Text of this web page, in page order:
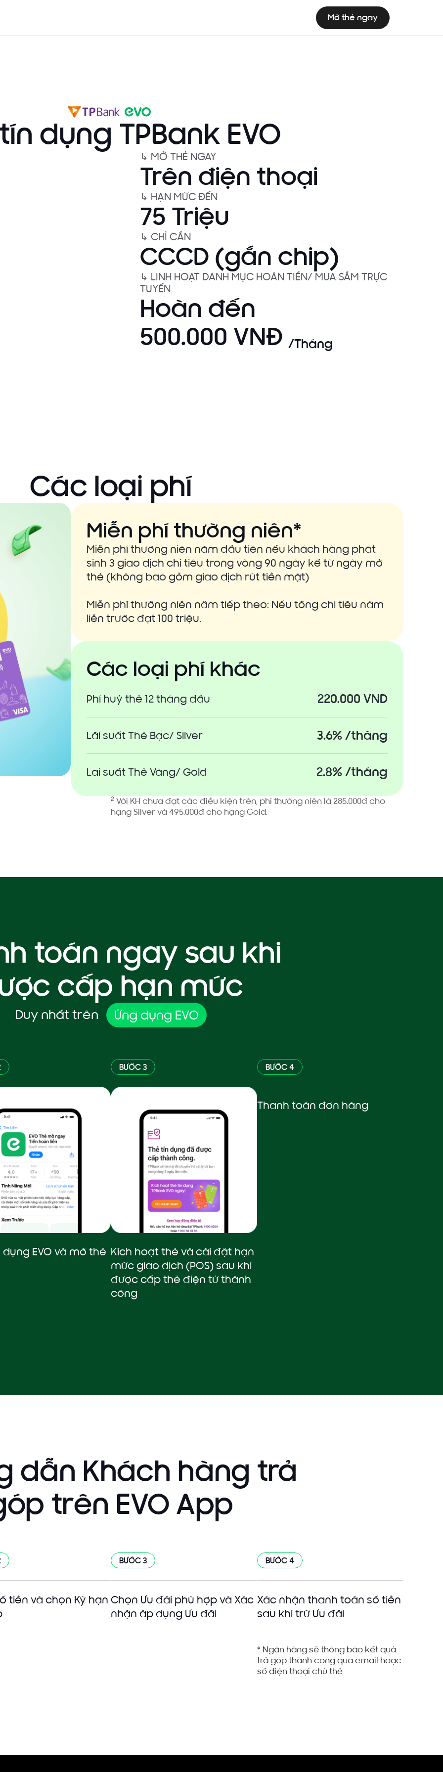
Mở thẻ ngay
dụng TPBank EVO
↳ MỞ THẺ NGAY
Trên điện thoại
↳ HẠN MỨC ĐẾN
75 Triệu
↳ CHỈ CẦN
CCCD (gắn chip)
↳ LINH HOẠT DANH MỤC HOÀN TIỀN/ MUA SẮM TRỰC
TUYẾN
Hoàn đến
500.000 VNĐ /Tháng
Các loại phí
Miễn phí thường niên*
Miễn phí thường niên năm đầu tiên nếu khách hàng phát
sinh 3 giao dịch chi tiêu trong vòng 90 ngày kể từ ngày mở
thẻ (không bao gồm giao dịch rút tiền mặt)
Miễn phí thường niên năm tiếp theo: Nếu tổng chi tiêu năm
liền trước đạt 100 triệu.
Các loại phí khác
Phí huỷ thẻ 12 tháng đầu 220.000 VND
Lãi suất Thẻ Bạc/ Silver 3.6% /tháng
Lãi suất Thẻ Vàng/ Gold 2.8% /tháng
2 Với KH chưa đạt các điều kiện trên, phí thường niên là 285.000đ cho
hạng Silver và 495.000đ cho hạng Gold.
toán ngay sau khi
cấp hạn mức
Duy nhất trên Ứng dụng EVO
dụng EVO và mở thẻ
BƯỚC 3
Kích hoạt thẻ và cài đặt hạn
mức giao dịch (POS) sau khi
được cấp thẻ điện tử thành
công
BƯỚC 4
Thanh toán đơn hàng
dẫn Khách hàng trả
trên EVO App
tiền và chọn Kỳ hạn
BƯỚC 3
Chọn Ưu đãi phù hợp và Xác
nhận áp dụng Ưu đãi
BƯỚC 4
Xác nhận thanh toán số tiền
sau khi trừ Ưu đãi
* Ngân hàng sẽ thông báo kết quả
trả góp thành công qua email hoặc
số điện thoại chủ thẻ